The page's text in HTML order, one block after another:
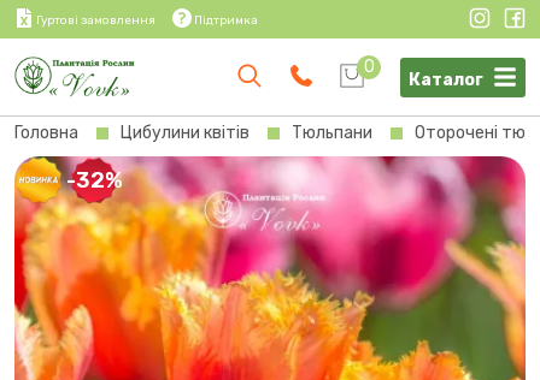
Гуртові замовлення Підтримка
0
Каталог
Головна Цибулини квітів Тюльпани Оторочені
-32%